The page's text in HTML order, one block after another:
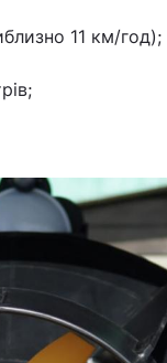
11 км/год);